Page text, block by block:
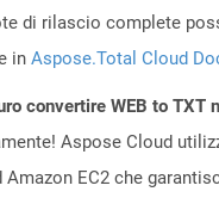
di rilascio complete
in Aspose.Total Cloud
convertire WEB to TXT
Aspose Cloud
Amazon EC2 che